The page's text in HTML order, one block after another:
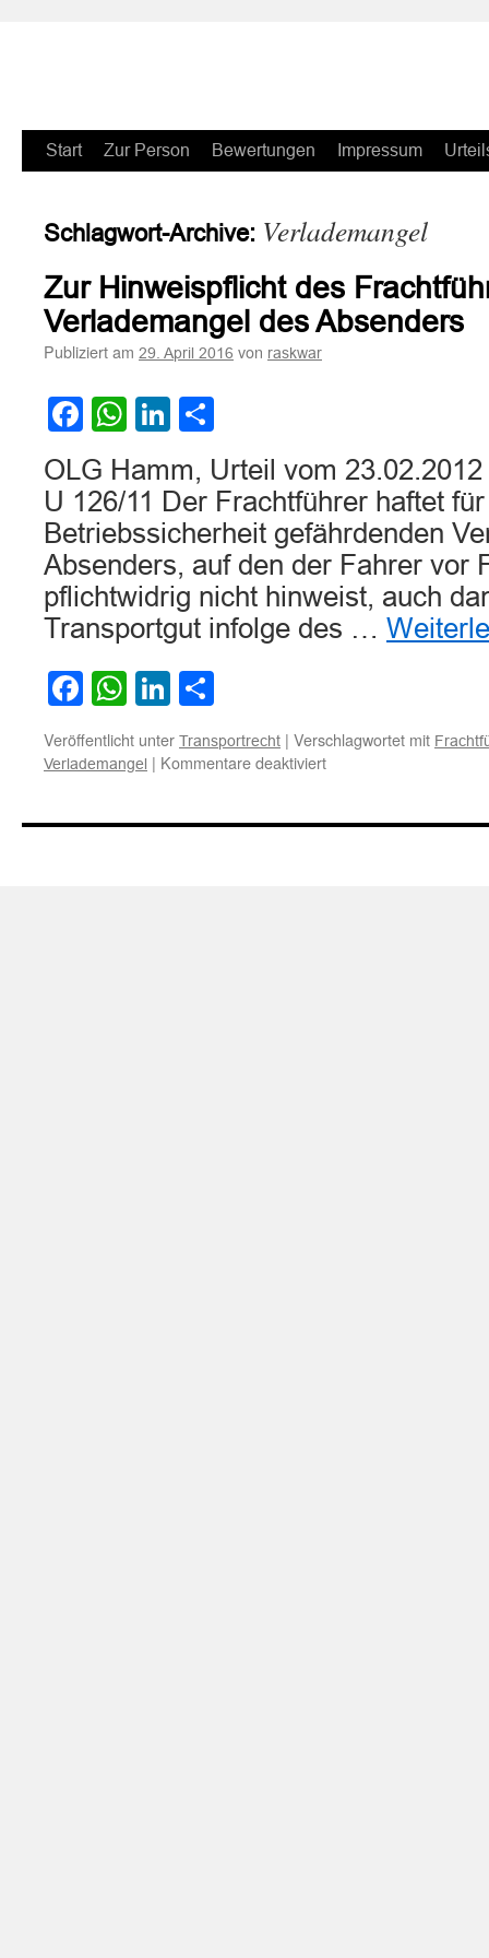
Zum
springen
Start Zur Person Bewertungen Impressum
Schlagwort-Archive: Verlademangel
Zur Hinweispflicht des
Verlademangel des Absenders
Publiziert am 29. April 2016 von raskwar
Facebook
WhatsApp
LinkedIn
OLG Hamm, Urteil vom
U 126/11 Der Frachtführer haftet
Betriebssicherheit gefährdenden
Absenders, auf den der Fahrer vor
pflichtwidrig nicht hinweist, auch
Transportgut infolge des …
Facebook
WhatsApp
LinkedIn
Veröffentlicht unter Transportrecht | Verschlagwortet mit
Verlademangel | Kommentare deaktiviertfür
des